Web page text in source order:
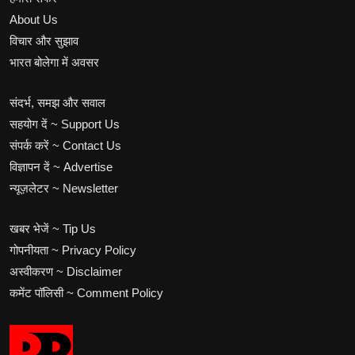
About Us
विचार और सुझाव
भारत बोलेगा में अवसर
संदर्भ, समझ और सवाल
सहयोग दें ~ Support Us
संपर्क करें ~ Contact Us
विज्ञापन दें ~ Advertise
न्यूज़लेटर ~ Newsletter
खबर भेजें ~ Tip Us
गोपनीयता ~ Privacy Policy
अस्वीकरण ~ Disclaimer
कमेंट पॉलिसी ~ Comment Policy